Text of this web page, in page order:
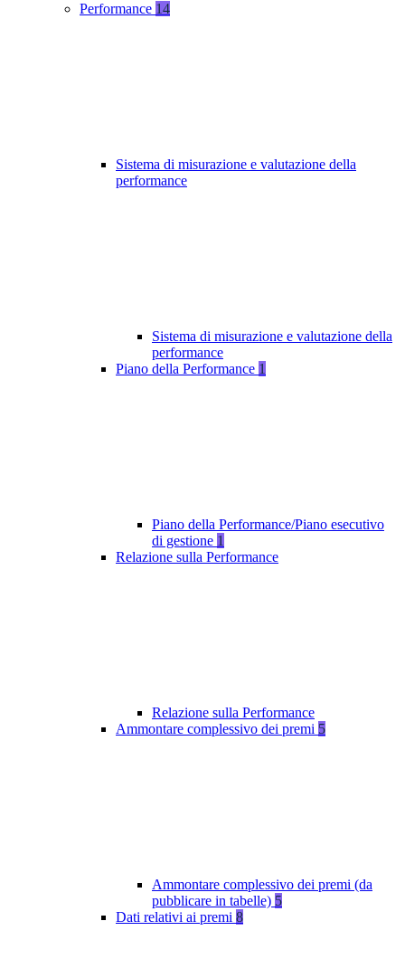
Performance 14
Sistema di misurazione e valutazione della
performance
Sistema di misurazione e valutazione della
performance
Piano della Performance 1
Piano della Performance/Piano esecutivo
di gestione 1
Relazione sulla Performance
Relazione sulla Performance
Ammontare complessivo dei premi 5
Ammontare complessivo dei premi (da
pubblicare in tabelle) 5
Dati relativi ai premi 8